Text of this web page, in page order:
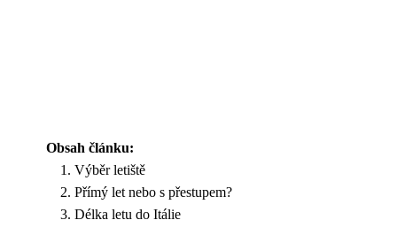
Obsah článku:
Výběr letiště
Přímý let nebo s přestupem?
Délka letu do Itálie